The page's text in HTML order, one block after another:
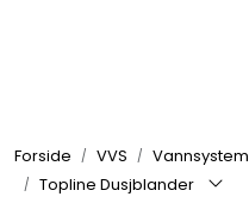
Forside VVS Vannsystem
Topline Dusjblander
Elektrisk